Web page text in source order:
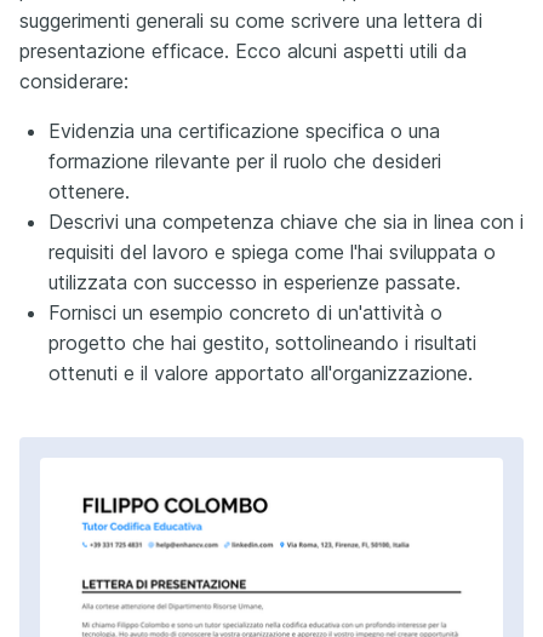
suggerimenti generali su come scrivere una lettera di
presentazione efficace. Ecco alcuni aspetti utili da
considerare:
Evidenzia una certificazione specifica o una
formazione rilevante per il ruolo che desideri
ottenere.
Descrivi una competenza chiave che sia in linea con i
requisiti del lavoro e spiega come l'hai sviluppata o
utilizzata con successo in esperienze passate.
Fornisci un esempio concreto di un'attività o
progetto che hai gestito, sottolineando i risultati
ottenuti e il valore apportato all'organizzazione.